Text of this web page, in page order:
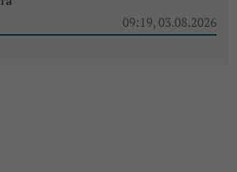
09:19, 03.08.2026